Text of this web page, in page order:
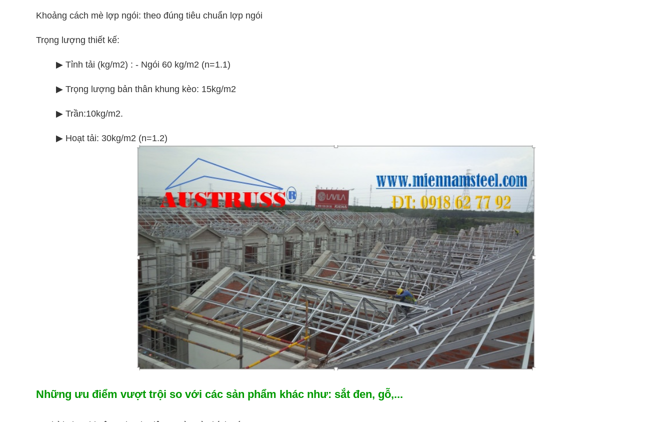
Khoảng cách mè lợp ngói: theo đúng tiêu chuẩn lợp ngói
Trọng lượng thiết kế:
▶ Tỉnh tải (kg/m2) : - Ngói 60 kg/m2 (n=1.1)
▶ Trọng lượng bản thân khung kèo: 15kg/m2
▶ Trần:10kg/m2.
▶ Hoạt tải: 30kg/m2 (n=1.2)
Những ưu điểm vượt trội so với các sản phẩm khác như: sắt đen, gỗ,...